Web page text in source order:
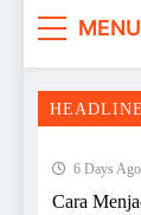
MENU
6 Days Ago
Cara